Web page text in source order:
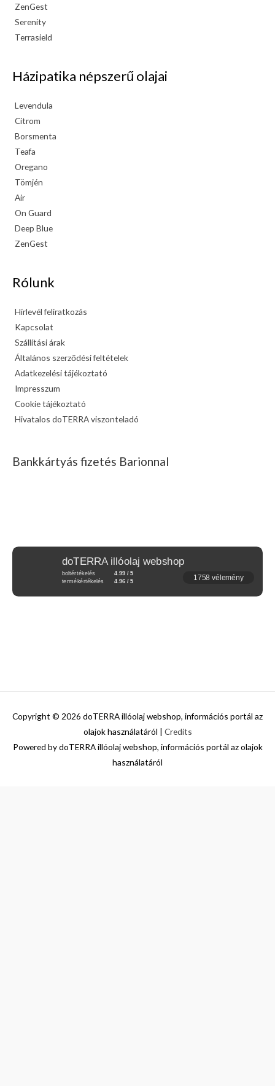
ZenGest
Serenity
Terrasield
Házipatika népszerű olajai
Levendula
Citrom
Borsmenta
Teafa
Oregano
Tömjén
Air
On Guard
Deep Blue
ZenGest
Rólunk
Hírlevél feliratkozás
Kapcsolat
Szállítási árak
Általános szerződési feltételek
Adatkezelési tájékoztató
Impresszum
Cookie tájékoztató
Hivatalos doTERRA viszonteladó
Bankkártyás fizetés Barionnal
doTERRA illóolaj webshop
boltértékelés 4.99 / 5
termékértékelés 4.96 / 5 1758 vélemény
Copyright © 2026 doTERRA illóolaj webshop, információs portál az
olajok használatáról | Credits
Powered bydoTERRA illóolaj webshop, információs portál az olajok
használatáról